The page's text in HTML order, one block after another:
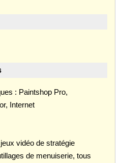
: Paintshop Pro,
Internet
vidéo de stratégie
de menuiserie, tous